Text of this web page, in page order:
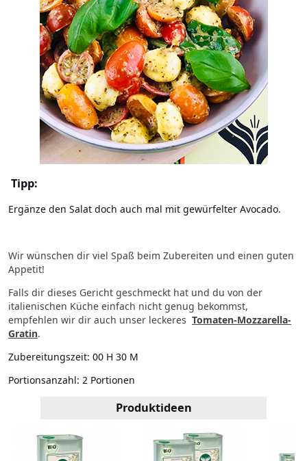
Tipp:
Ergänze den Salat doch auch mal mit gewürfelter Avocado.
Wir wünschen dir viel Spaß beim Zubereiten und einen guten
Appetit!
Falls dir dieses Gericht geschmeckt hat und du von der
italienischen Küche einfach nicht genug bekommst,
empfehlen wir dir auch unser leckeres Tomaten-Mozzarella-
Gratin.
Zubereitungszeit: 00 H 30 M
Portionsanzahl: 2 Portionen
Produktideen